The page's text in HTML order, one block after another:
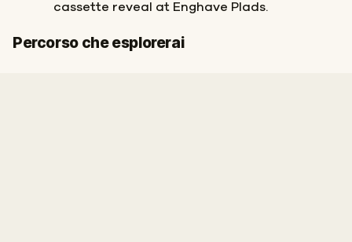
cassette reveal at Enghave Plads.
Percorso che esplorerai
Inizio
Fine